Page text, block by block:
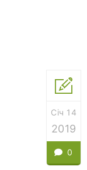
Січ 14
2019
0